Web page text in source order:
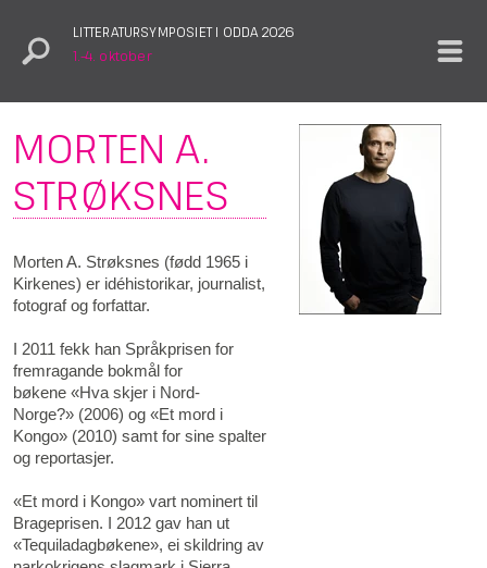
LITTERATURSYMPOSIET I ODDA 2026
1.–4. oktober
MORTEN A.
STRØKSNES
Morten A. Strøksnes (fødd 1965 i
Kirkenes) er idéhistorikar, journalist,
fotograf og forfattar.
I 2011 fekk han Språkprisen for
fremragande bokmål for
bøkene «Hva skjer i Nord-
Norge?» (2006) og «Et mord i
Kongo» (2010) samt for sine spalter
og reportasjer.
«Et mord i Kongo» vart nominert til
Brageprisen. I 2012 gav han ut
«Tequiladagbøkene», ei skildring av